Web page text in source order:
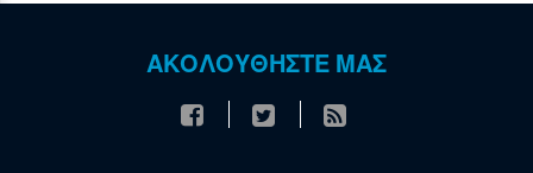
ΑΚΟΛΟΥΘΗΣΤΕ ΜΑΣ